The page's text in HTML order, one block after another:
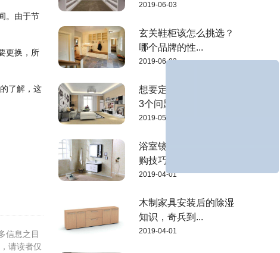
。由于节
更换，所
了解，这
信息之目
请读者仅
2019-06-03
玄关鞋柜该怎么挑选？
哪个品牌的性...
2019-06-03
想要定制家具，了解这
3个问题是关...
2019-05-29
浴室镜柜安装高度及选
购技巧，全来...
2019-04-01
木制家具安装后的除湿
知识，奇兵到...
2019-04-01